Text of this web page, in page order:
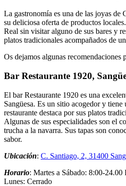
La gastronomía es una de las joyas de
su deliciosa oferta de productos
Real sin visitar alguno de sus bares y
platos tradicionales acompañados de
Os dejamos algunas recomendaciones
Bar Restaurante 1920,
El bar Restaurante 1920 es una
Sangüesa. Es un sitio acogedor y tiene
restaurante destaca por sus platos
Algunas de sus especialidades son el
trucha a la navarra. Sus tapas son
sabor.
Ubicación: C. Santiago, 2, 31400
Horario: Martes a Sábado: 8:00-
Lunes: Cerrado